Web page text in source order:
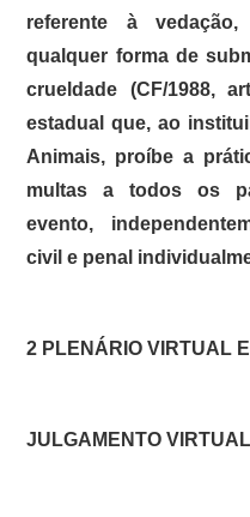
referente à
qualquer forma de
crueldade (CF/1988,
estadual que, ao
Animais, proíbe a
multas a todos os
evento,
civil e penal
2 PLENÁRIO VIRTUAL
JULGAMENTO